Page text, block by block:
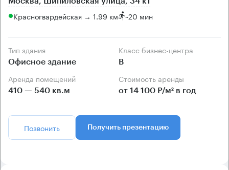
Красногвардейская → 1.99 км ~20 мин
Тип здания
Офисное здание
Класс бизнес-центра
B
Аренда помещений
410 — 540 кв.м
Стоимость аренды
от 14 100 Р/м² в год
Позвонить Получить презентацию